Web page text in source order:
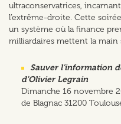
ultraconservatrices, incarnant
l’extrême-droite. Cette
un système où la finance
milliardaires mettent la main
Sauver l’information
d'Olivier Legrain
Dimanche 16 novembre
de Blagnac 31200